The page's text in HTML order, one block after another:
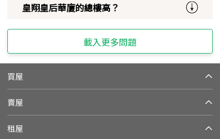
皇翔皇后華廈的總樓高？
載入更多問題
買屋
賣屋
租屋